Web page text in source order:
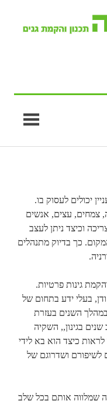
יכולים לעסוק בו.
צמחים, עצים, אנשים
וכיצד ניתן לעצב
כך בדיוק מתנהלים
גינות פרטיות.
במהלך השנים בעזרת
שנים בגינון,, השקיה
כיצד הוא בא לידי
לשיפורם ושדרוגם של
שמלווה אותם בכל שלב